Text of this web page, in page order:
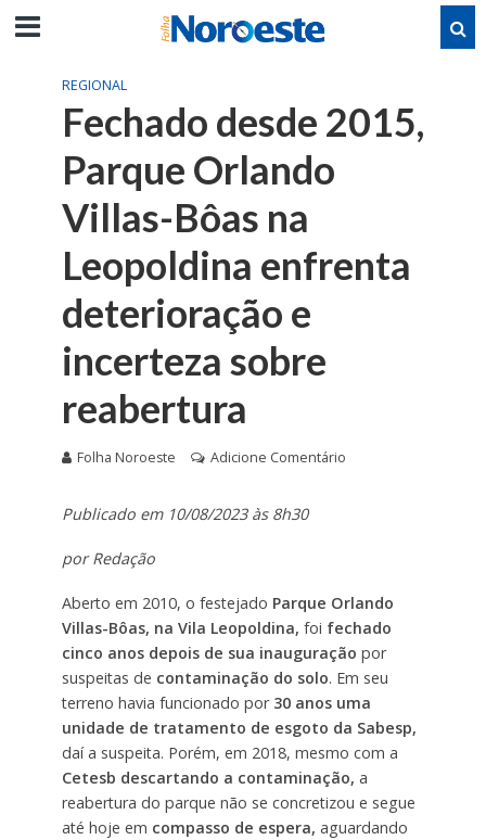
REGIONAL
Fechado desde 2015,
Parque Orlando
Villas-Bôas na
Leopoldina enfrenta
deterioração e
incerteza sobre
reabertura
Folha Noroeste Adicione Comentário
Publicado em 10/08/2023 às 8h30
por Redação
Aberto em 2010, o festejado Parque Orlando
Villas-Bôas, na Vila Leopoldina, foi fechado
cinco anos depois de sua inauguração por
suspeitas de contaminação do solo. Em seu
terreno havia funcionado por 30 anos uma
unidade de tratamento de esgoto da Sabesp,
daí a suspeita. Porém, em 2018, mesmo com a
Cetesb descartando a contaminação, a
reabertura do parque não se concretizou e segue
até hoje em compasso de espera, aguardando